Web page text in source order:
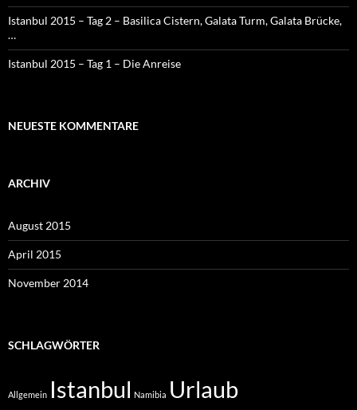
Istanbul 2015 – Tag 2 – Basilica Cistern, Galata Turm, Galata Brücke,
…
Istanbul 2015 – Tag 1 – Die Anreise
NEUESTE KOMMENTARE
ARCHIV
August 2015
April 2015
November 2014
SCHLAGWÖRTER
Allgemein Istanbul Namibia Urlaub